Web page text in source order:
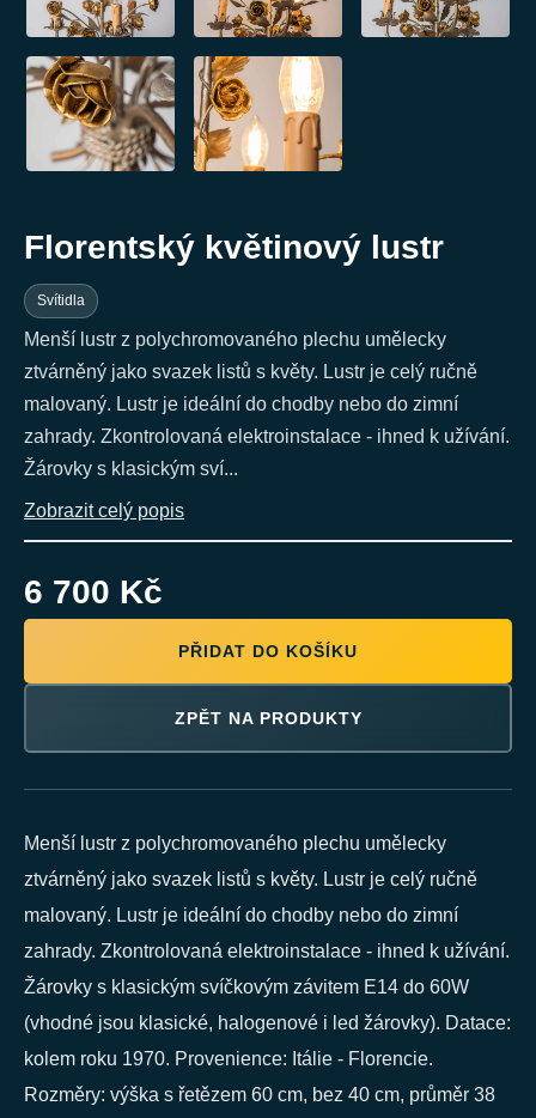
Florentský květinový lustr
Svítidla
Menší lustr z polychromovaného plechu umělecky
ztvárněný jako svazek listů s květy. Lustr je celý ručně
malovaný. Lustr je ideální do chodby nebo do zimní
zahrady. Zkontrolovaná elektroinstalace - ihned k užívání.
Žárovky s klasickým sví...
Zobrazit celý popis
6 700 Kč
PŘIDAT DO KOŠÍKU
ZPĚT NA PRODUKTY
Menší lustr z polychromovaného plechu umělecky
ztvárněný jako svazek listů s květy. Lustr je celý ručně
malovaný. Lustr je ideální do chodby nebo do zimní
zahrady. Zkontrolovaná elektroinstalace - ihned k užívání.
Žárovky s klasickým svíčkovým závitem E14 do 60W
(vhodné jsou klasické, halogenové i led žárovky). Datace:
kolem roku 1970. Provenience: Itálie - Florencie.
Rozměry: výška s řetězem 60 cm, bez 40 cm, průměr 38